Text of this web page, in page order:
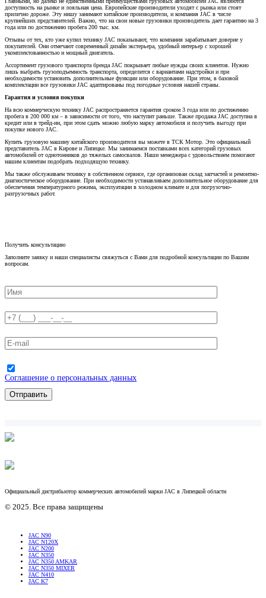
доступность на рынке и лояльная цена. Европейские производители уходят с рынка или стоят
прилично дороже. Эту нишу занимают китайские производители, и компания JAC в числе
крупнейших представителей. Важно, что на свои новые грузовики производитель дает гарантию на 3
года или по достижению пробега 200 тыс. км.
Отзывы от тех, кто уже купил технику JAC показывают, что компания зарабатывает доверие у
покупателей. Они отмечают современный дизайн экстерьера, удобный интерьер с хорошей
укомплектованностью и мощный двигатель.
Ассортимент грузового транспорта бренда JAC покрывает любые нужды своих клиентов. Нужно
лишь выбрать грузоподъемность транспорта, определится с вариантами надстройки и при
необходимости установить дополнительные функции или оборудование. При этом, в базовой
комплектации все грузовики JAC адаптированы под погодные условия нашей страны.
Гарантия и условия покупки
На всю коммерческую технику JAC распространяется гарантия сроком 3 года или по достижению
пробега в 200 000 км – в зависимости от того, что наступит раньше. Также продажа JAC доступна в
кредит или в трейд-ин, при этом сдать можно любую марку автомобиля и получить выгоду при
покупке нового JAC.
Купить грузовую машину китайского производителя вы можете в ТСК Мотор. Это официальный
представитель JAC в Кирове и Липецке. Мы занимаемся поставками всех категорий грузовых
автомобилей от однотонников до тяжелых самосвалов. Наши менеджера с удовольствием помогают
нашим клиентам подобрать подходящую технику.
Мы также обслуживаем технику в собственном сервисе, где организован склад запчастей и ремонтно-
диагностическое оборудование. При необходимости устанавливаем дополнительное оборудование для
обеспечения температурного режима, эксплуатации в холодном климате и для погрузочно-
разгрузочных работ.
Получить консультацию
Заполните заявку и наши специалисты свяжуться с Вами для подробной консультации по Вашим
вопросам.
Соглашение о персональных данных
Официальный дистрибьютор коммерческих автомобилей марки JAC в Липецкой области
© 2025. Все права защищены
JAC N90
JAC N120X
JAC N200
JAC N350
JAC N350 AMKAR
JAC N350 MIXER
JAC N410
JAC K7